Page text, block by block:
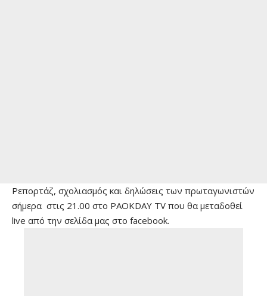
Ρεπορτάζ, σχολιασμός και δηλώσεις των πρωταγωνιστών
σήμερα στις 21.00 στο PAOKDAY TV που θα μεταδοθεί
live από την σελίδα μας στο facebook.